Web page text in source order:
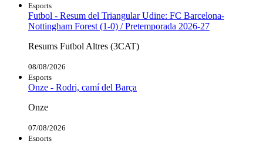
Esports
Futbol - Resum del Triangular Udine: FC Barcelona-
Nottingham Forest (1-0) / Pretemporada 2026-27
Resums Futbol Altres (3CAT)
08/08/2026
Esports
Onze - Rodri, camí del Barça
Onze
07/08/2026
Esports